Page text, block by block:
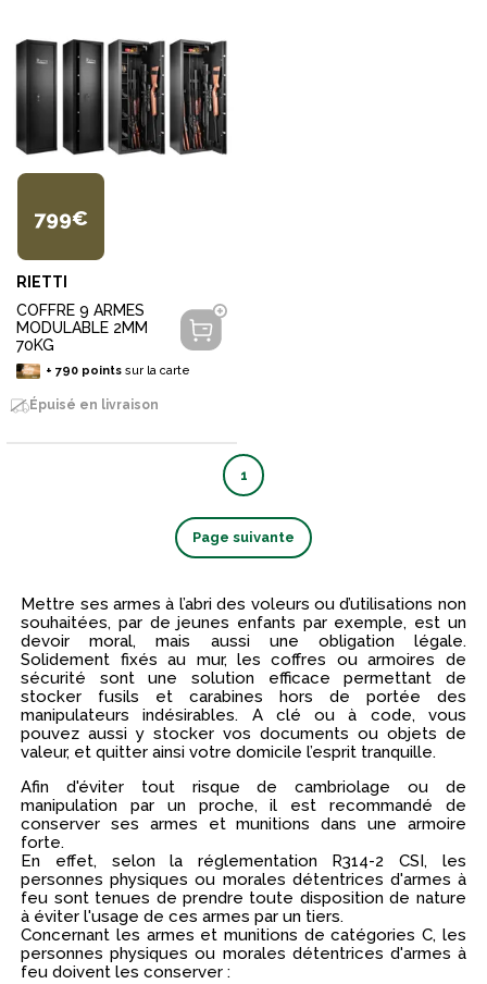
799€
RIETTI
COFFRE 9 ARMES
MODULABLE 2MM
70KG
+ 790pointssur la carte
Épuisé en livraison
1
Page suivante
Mettre ses armes à l’abri des voleurs ou d’utilisations non
souhaitées, par de jeunes enfants par exemple, est un
devoir moral, mais aussi une obligation légale.
Solidement fixés au mur, les coffres ou armoires de
sécurité sont une solution efficace permettant de
stocker fusils et carabines hors de portée des
manipulateurs indésirables. A clé ou à code, vous
pouvez aussi y stocker vos documents ou objets de
valeur, et quitter ainsi votre domicile l’esprit tranquille.
Afin d'éviter tout risque de cambriolage ou de
manipulation par un proche, il est recommandé de
conserver ses armes et munitions dans une armoire
forte.
En effet, selon la réglementation R314-2 CSI, les
personnes physiques ou morales détentrices d'armes à
feu sont tenues de prendre toute disposition de nature
à éviter l'usage de ces armes par un tiers.
Concernant les armes et munitions de catégories C, les
personnes physiques ou morales détentrices d'armes à
feu doivent les conserver :